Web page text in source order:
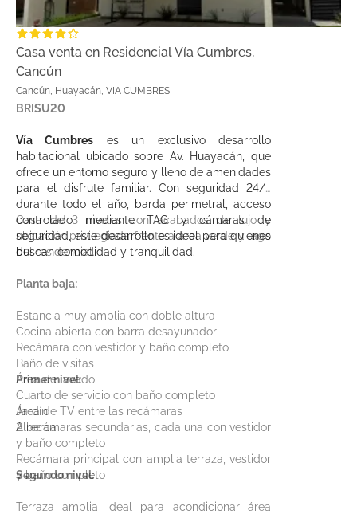
Casa venta en Residencial Vía Cumbres,
Cancún
Cancún, Huayacán, VIA CUMBRES
BRISU20
Vía Cumbres es un exclusivo desarrollo
habitacional ubicado sobre Av. Huayacán, que
ofrece un entorno seguro y lleno de amenidades
para el disfrute familiar. Con seguridad 24/7
durante todo el año, barda perimetral, acceso
controlado mediante TAG y cámaras de
seguridad, este desarrollo es ideal para quienes
buscan comodidad y tranquilidad.
Casa de 3 niveles con acabados de lujo y
ubicación privilegiada frente a área verde y lago
del residencial.
Planta baja:
Estancia muy amplia con doble altura
Cocina abierta con barra desayunador
Recámara con vestidor y baño completo
Baño de visitas
Área de lavado
Cuarto de servicio con baño completo
Jardín
Alberca
Primer nivel:
Área de TV entre las recámaras
2 recámaras secundarias, cada una con vestidor
y baño completo
Recámara principal con amplia terraza, vestidor
y baño completo
Segundo nivel:
Terraza amplia ideal para acondicionar área